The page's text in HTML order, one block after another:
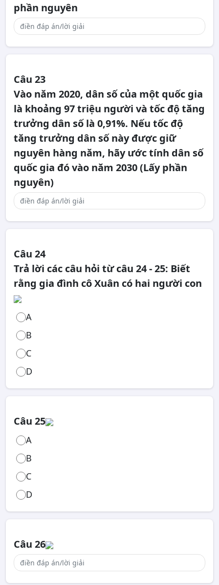
phần nguyên
Câu 23
Vào năm 2020, dân số của một quốc gia
là khoảng 97 triệu người và tốc độ tăng
trưởng dân số là 0,91%. Nếu tốc độ
tăng trưởng dân số này được giữ
nguyên hàng năm, hãy ước tính dân số
quốc gia đó vào năm 2030 (Lấy phần
nguyên)
Câu 24
Trả lời các câu hỏi từ câu 24 - 25: Biết
rằng gia đình cô Xuân có hai người con
A
B
C
D
Câu 25
A
B
C
D
Câu 26